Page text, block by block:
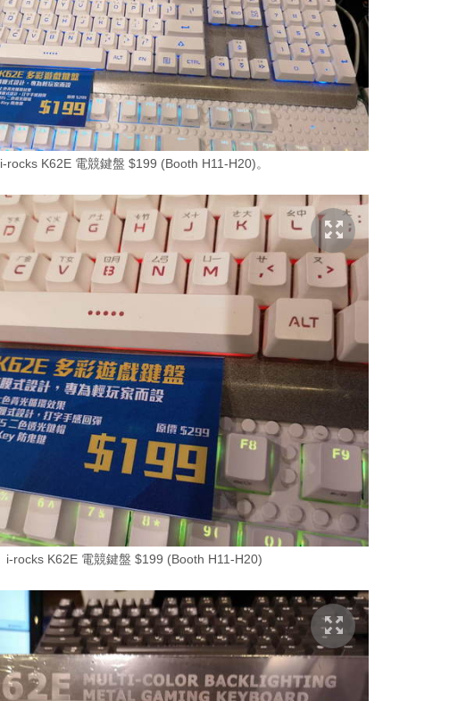
i-rocks K62E 電競鍵盤 $199 (Booth H11-H20)。
i-rocks K62E 電競鍵盤 $199 (Booth H11-H20)